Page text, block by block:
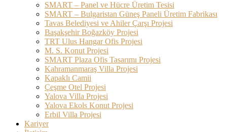
SMART – Panel ve Hücre Üretim Tesisi
SMART – Bulgaristan Güneş Paneli Üretim Fabrikası
Tavas Belediyesi ve Ahiler Çarşı Projesi
Başakşehir Boğazköy Projesi
TRT Ulus Hangar Ofis Projesi
M. S. Konut Projesi
SMART Plaza Ofis Tasarımı Projesi
Kahramanmaraş Villa Projesi
Kapaklı Camii
Çeşme Otel Projesi
Yalova Villa Projesi
Yalova Ekols Konut Projesi​
Erbil Villa Projesi​
Kariyer